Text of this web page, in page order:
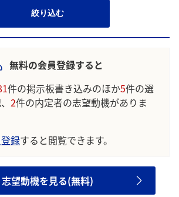
絞り込む
無料の会員登録すると
件の掲示板書き込みのほか5件の選
2件の内定者の志望動機がありま
録すると閲覧できます。
志望動機を見る(無料)